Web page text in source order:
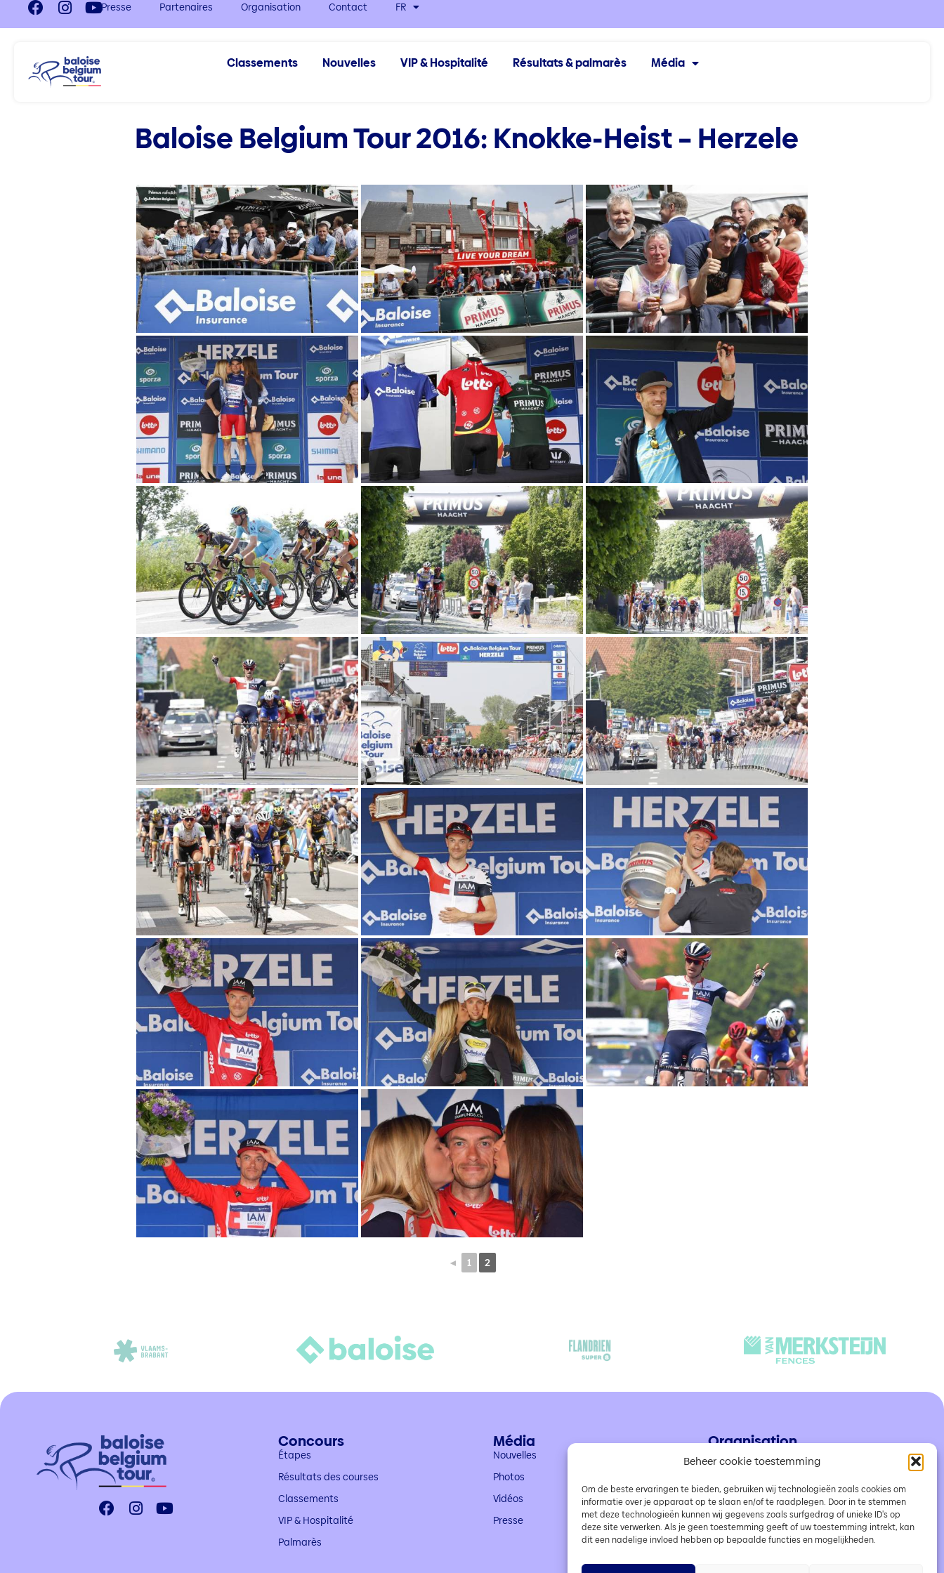
Beheer cookie toestemming
Om de beste ervaringen te bieden, gebruiken wij technologieën zoals cookies om
informatie over je apparaat op te slaan en/of te raadplegen. Door in te stemmen
met deze technologieën kunnen wij gegevens zoals surfgedrag of unieke ID's op
deze site verwerken. Als je geen toestemming geeft of uw toestemming intrekt, kan
dit een nadelige invloed hebben op bepaalde functies en mogelijkheden.
Presse Partenaires Organisation Contact FR
Classements Nouvelles VIP & Hospitalité Résultats & palmarès Média
Baloise Belgium Tour 2016: Knokke-Heist – Herzele
◄ 1 2
Concours
Étapes
Résultats des courses
Classements
VIP & Hospitalité
Palmarès
Média
Nouvelles
Photos
Vidéos
Presse
Organisation
Partenaires
Contactez-nous